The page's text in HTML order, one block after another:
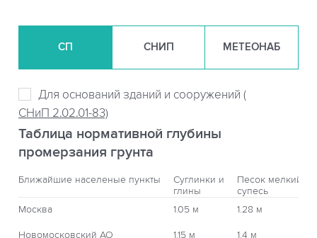
СП СНИП МЕТЕОНАБ
Для оснований зданий и сооружений (
СНиП 2.02.01-83)
Таблица нормативной глубины
промерзания грунта
Ближайшие населеные пункты
Суглинки и
глины
Песок мелкий,
супесь
Москва
1.05 м 1.28 м
Новомосковский АО 1.15 м 1.4 м